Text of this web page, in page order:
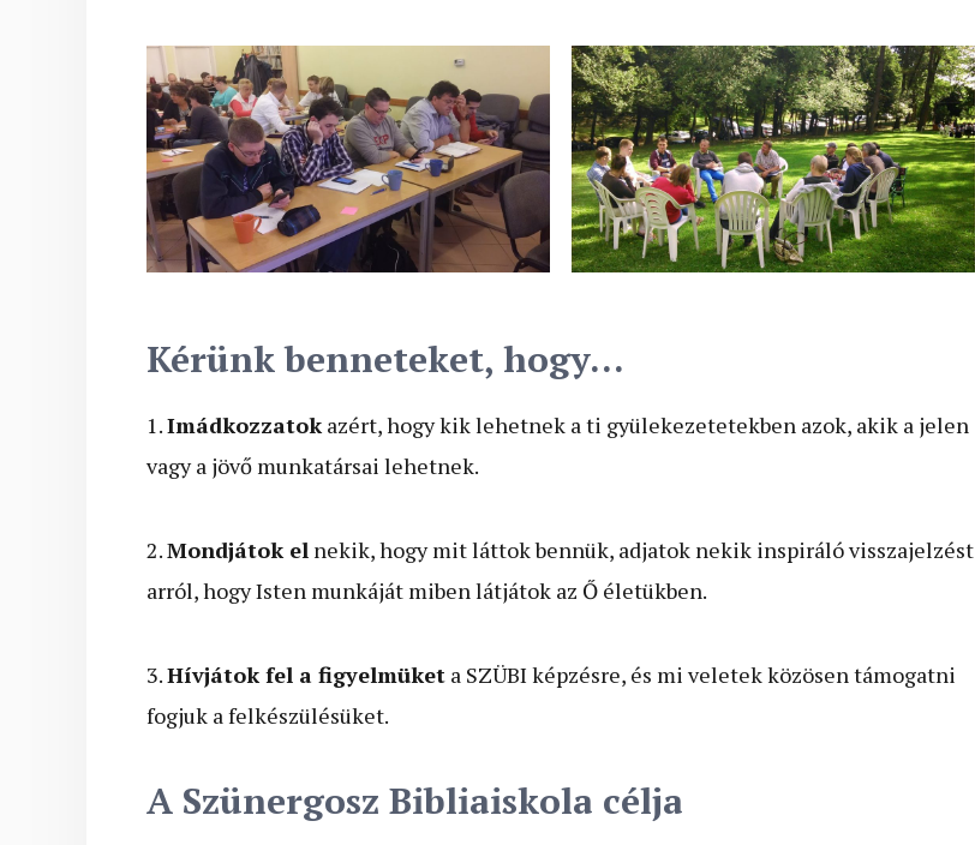
Kérünk benneteket, hogy…
1.Imádkozzatok azért, hogy kik lehetnek a ti gyülekezetetekben azok, akik a jelen
vagy a jövő munkatársai lehetnek.
2.Mondjátok el nekik, hogy mit láttok bennük, adjatok nekik inspiráló visszajelzést
arról, hogy Isten munkáját miben látjátok az Ő életükben.
3.Hívjátok fel a figyelmüket a SZÜBI képzésre, és mi veletek közösen támogatni
fogjuk a felkészülésüket.
A Szünergosz Bibliaiskola célja